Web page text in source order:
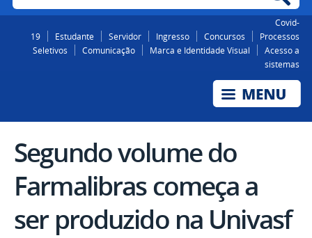
Covid-
19
Estudante Servidor Ingresso Concursos
Processos
Seletivos
Comunicação Marca e Identidade Visual
Acesso a
sistemas
Segundo volume do
Farmalibras começa a
ser produzido na Univasf